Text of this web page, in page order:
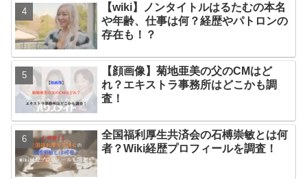
【wiki】ノンタイトルはるたむの本名
や年齢、仕事は何？経歴やパトロンの
存在も！？
【顔画像】菊地亜美の父のCMはど
れ？エキストラ事務所はどこかも調
査！
全国福利厚生共済会の石榑崇敏とは何
者？Wiki経歴プロフィールを調査！